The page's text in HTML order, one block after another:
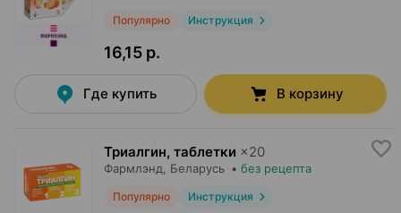
Популярно Инструкция
16,15 р.
Где купить В корзину
Триалгин, таблетки ×20
Фармлэнд , Беларусь • без рецепта
Популярно Инструкция